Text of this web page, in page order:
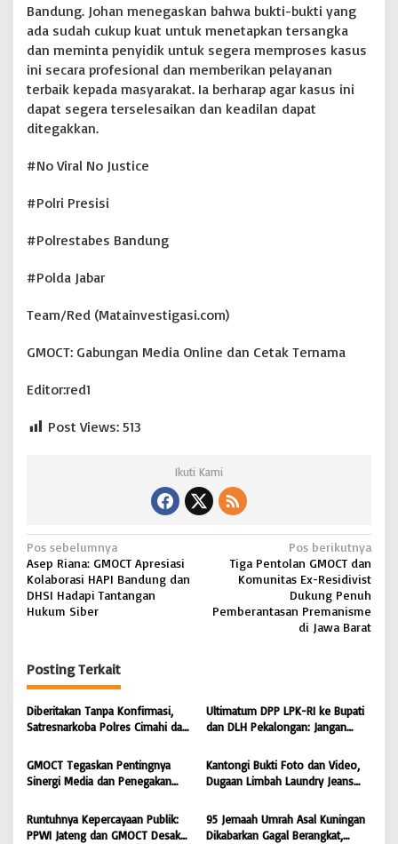
Bandung. Johan menegaskan bahwa bukti-bukti yang
ada sudah cukup kuat untuk menetapkan tersangka
dan meminta penyidik untuk segera memproses kasus
ini secara profesional dan memberikan pelayanan
terbaik kepada masyarakat. Ia berharap agar kasus ini
dapat segera terselesaikan dan keadilan dapat
ditegakkan.
#No Viral No Justice
#Polri Presisi
#Polrestabes Bandung
#Polda Jabar
Team/Red (Matainvestigasi.com)
GMOCT: Gabungan Media Online dan Cetak Ternama
Editor:red1
Post Views: 513
Ikuti Kami
N
a
v
a
s
i
o
Pos sebelumnya
Asep Riana: GMOCT Apresiasi
Kolaborasi HAPI Bandung dan
DHSI Hadapi Tantangan
Hukum Siber
Pos berikutnya
Tiga Pentolan GMOCT dan
Komunitas Ex-Residivist
Dukung Penuh
Pemberantasan Premanisme
di Jawa Barat
Posting Terkait
Diberitakan Tanpa Konfirmasi,
Satresnarkoba Polres Cimahi dan
Sepihak
Ultimatum DPP LPK-RI ke Bupati
dan DLH Pekalongan: Jangan
Limbah Laundry, Siap Tempuh
Jalur Hukum Sampai Tingkat
Pusat
GMOCT Tegaskan Pentingnya
Sinergi Media dan Penegakan
Kabupaten Limapuluh Kota
Kantongi Bukti Foto dan Video,
Dugaan Limbah Laundry Jeans
RI dan GMOCT Desak KLH, Polri
Hingga Kejaksaan Bertindak
Runtuhnya Kepercayaan Publik:
PPWI Jateng dan GMOCT Desak
95 Jemaah Umrah Asal Kuningan
Dikabarkan Gagal Berangkat,